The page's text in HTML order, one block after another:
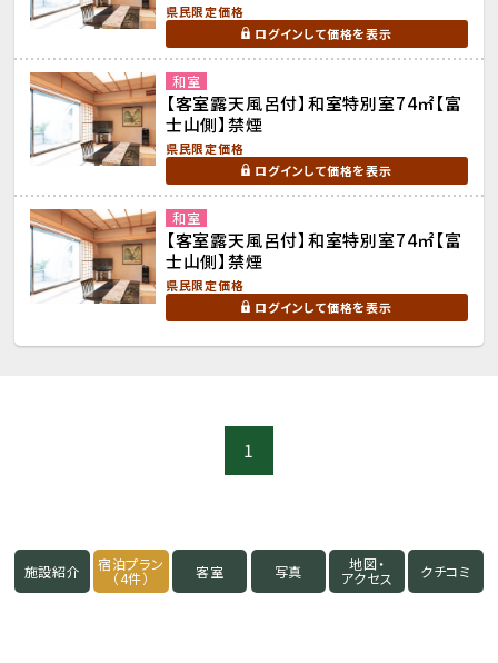
県民限定価格
ログインして価格を表示
和室
【客室露天風呂付】和室特別室74㎡【富
士山側】禁煙
県民限定価格
ログインして価格を表示
和室
【客室露天風呂付】和室特別室74㎡【富
士山側】禁煙
県民限定価格
ログインして価格を表示
1
施設紹介 宿泊プラン
（4件） 客室 写真 地図・
アクセス クチコミ